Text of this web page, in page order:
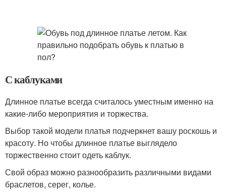
С каблуками
Длинное платье всегда считалось уместным именно на
какие-либо мероприятия и торжества.
Выбор такой модели платья подчеркнет вашу роскошь и
красоту. Но чтобы длинное платье выглядело
торжественно стоит одеть каблук.
Свой образ можно разнообразить различными видами
браслетов, серег, колье.